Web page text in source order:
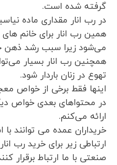
گرفته شده است.
در رب انار مقداری ماده
همین رب انار برای خانم های
می‌شود زیرا سبب رشد
همچنین رب انار بسیار
تهوع در زنان باردار شود.
اینها فقط برخی از خواص
در محتواهای بعدی خواص
ارائه می‌کنم.
خریداران عمده می توانند با
ارتباطی زیر برای خرید رب
صنعتی با ما ارتباط برقرار